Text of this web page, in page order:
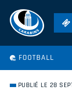
FOOTBALL
PUBLIÉ LE 28